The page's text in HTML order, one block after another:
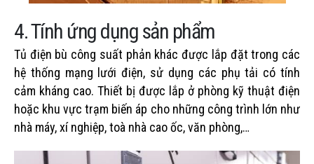
4. Tính ứng dụng sản phẩm
Tủ điện bù công suất phản khác được lắp đặt trong các
hệ thống mạng lưới điện, sử dụng các phụ tải có tính
cảm kháng cao. Thiết bị được lắp ở phòng kỹ thuật điện
hoặc khu vực trạm biến áp cho những công trình lớn như
nhà máy, xí nghiệp, toà nhà cao ốc, văn phòng,…